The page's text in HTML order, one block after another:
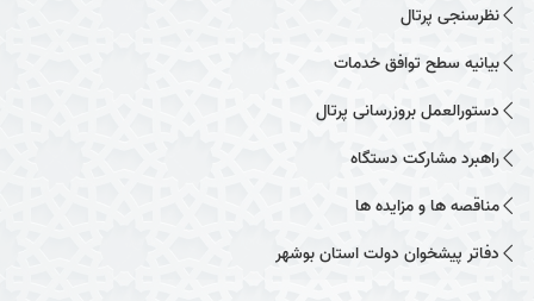
نظرسنجی پرتال
بیانیه سطح توافق خدمات
دستورالعمل بروزرسانی پرتال
راهبرد مشارکت دستگاه
مناقصه ها و مزایده ها
دفاتر پیشخوان دولت استان بوشهر